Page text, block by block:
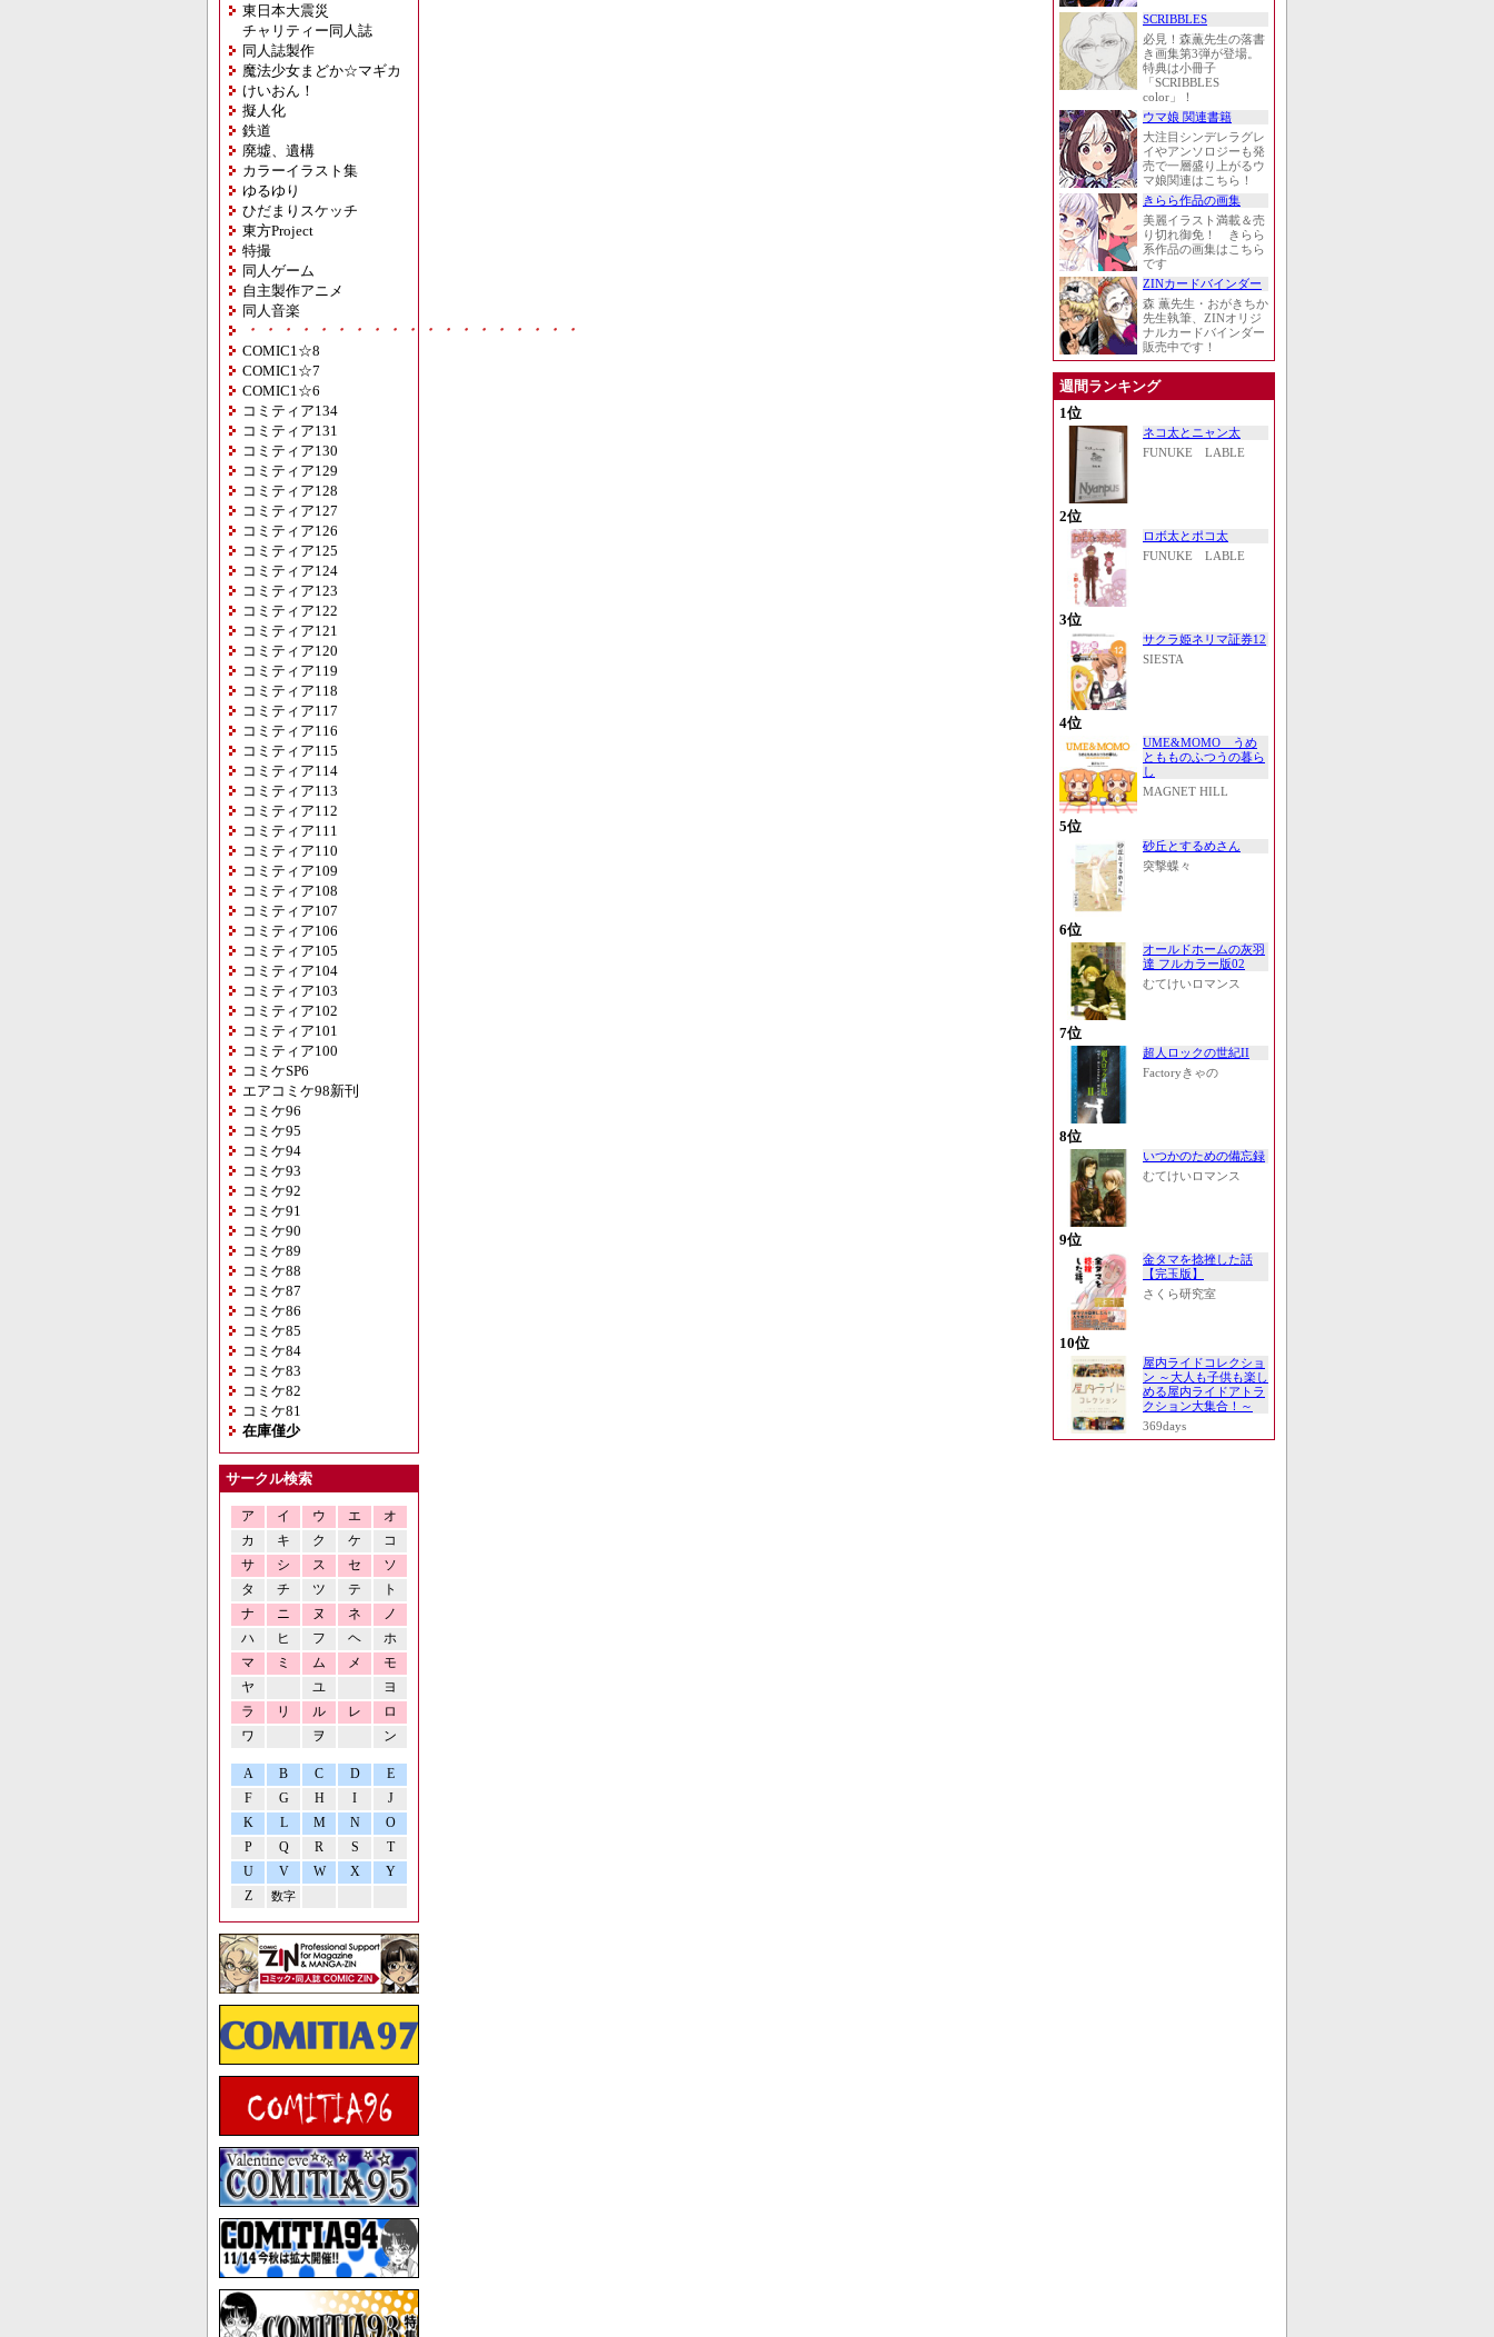
東日本大震災
チャリティー同人誌
同人誌製作
魔法少女まどか☆マギカ
けいおん！
擬人化
鉄道
廃墟、遺構
カラーイラスト集
ゆるゆり
ひだまりスケッチ
東方Project
特撮
同人ゲーム
自主製作アニメ
同人音楽
・・・・・・・・・・・・・・・・・・・
COMIC1☆8
COMIC1☆7
COMIC1☆6
コミティア134
コミティア131
コミティア130
コミティア129
コミティア128
コミティア127
コミティア126
コミティア125
コミティア124
コミティア123
コミティア122
コミティア121
コミティア120
コミティア119
コミティア118
コミティア117
コミティア116
コミティア115
コミティア114
コミティア113
コミティア112
コミティア111
コミティア110
コミティア109
コミティア108
コミティア107
コミティア106
コミティア105
コミティア104
コミティア103
コミティア102
コミティア101
コミティア100
コミケSP6
エアコミケ98新刊
コミケ96
コミケ95
コミケ94
コミケ93
コミケ92
コミケ91
コミケ90
コミケ89
コミケ88
コミケ87
コミケ86
コミケ85
コミケ84
コミケ83
コミケ82
コミケ81
在庫僅少
サークル検索
ア イ ウ エ
オ
カ
キ ク ケ
コ
サ
シ ス セ
ソ
タ
チ ツ テ
ト
ナ
ニ ヌ ネ
ノ
ハ
ヒ フ ヘ
ホ
マ
ミ ム メ
モ
ヤ
ユ
ヨ
ラ
リ ル レ
ロ
ワ
ヲ ン
A B C D
E
F
G H I
J
K
L M N
O
P
Q R S
T
U
V W X
Y
Z
数字
SCRIBBLES
必見！森薫先生の落書
き画集第3弾が登場。
特典は小冊子
「SCRIBBLES
color」！
ウマ娘 関連書籍
大注目シンデレラグレ
イやアンソロジーも発
売で一層盛り上がるウ
マ娘関連はこちら！
きらら作品の画集
美麗イラスト満載＆売
り切れ御免！ きらら
系作品の画集はこちら
です
ZINカードバインダー
森 薫先生・おがきちか
先生執筆、ZINオリジ
ナルカードバインダー
販売中です！
週間ランキング
1位
ネコ太とニャン太
FUNUKE LABLE
2位
ロボ太とポコ太
FUNUKE LABLE
3位
サクラ姫ネリマ証券12
SIESTA
4位
UME&MOMO うめ
ともものふつうの暮ら
し
MAGNET HILL
5位
砂丘とするめさん
突撃蝶々
6位
オールドホームの灰羽
達 フルカラー版02
むてけいロマンス
7位
超人ロックの世紀II
Factoryきゃの
8位
いつかのための備忘録
むてけいロマンス
9位
金タマを捻挫した話
【完玉版】
さくら研究室
10位
屋内ライドコレクショ
ン ～大人も子供も楽し
める屋内ライドアトラ
クション大集合！～
369days